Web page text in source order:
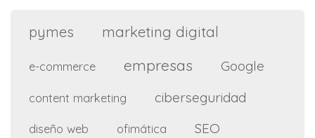
pymes marketing digital
e-commerce empresas Google
content marketing ciberseguridad
diseño web ofimática SEO